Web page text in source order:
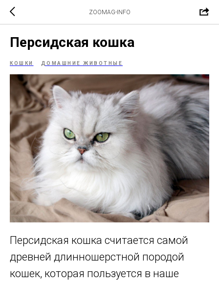
ZOOMAG-INFO
Персидская кошка
КОШКИ ДОМАШНИЕ ЖИВОТНЫЕ
Персидская кошка считается самой
древней длинношерстной породой
кошек, которая пользуется в наше